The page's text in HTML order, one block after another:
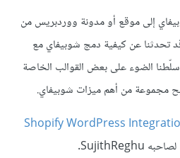
إلى موقع أو مدونة ووردبريس من
تحدثنا عن كيفية دمج شوبيفاي مع
الضوء على بعض القوالب الخاصة
مجموعة من أهم ميزات شوبيفاي.
Shopify WordPress
لصاحبه SujithReghu.